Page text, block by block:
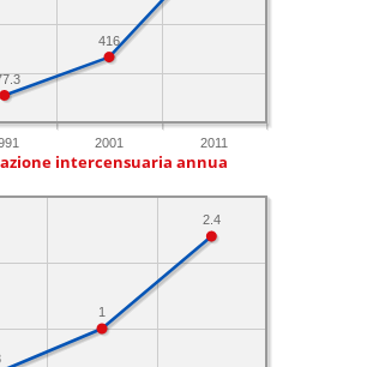
2001 2011
416
intercensuaria annua
2.4
1